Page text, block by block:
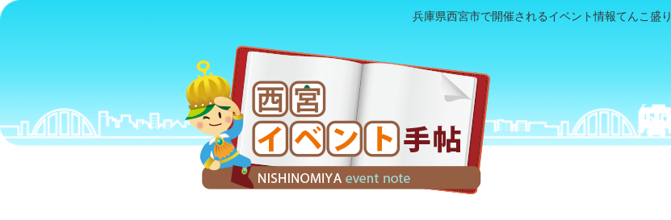
兵庫県西宮市で開催されるイベント情報てんこ盛り